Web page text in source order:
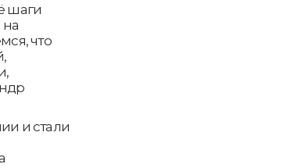
шаги
что
и стали